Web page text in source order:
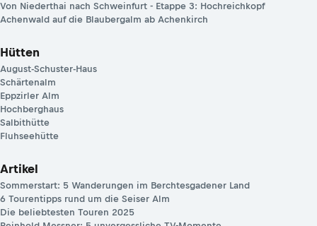
Von Niederthai nach Schweinfurt - Etappe 3: Hochreichkopf
Achenwald auf die Blaubergalm ab Achenkirch
Hütten
August-Schuster-Haus
Schärtenalm
Eppzirler Alm
Hochberghaus
Salbithütte
Fluhseehütte
Artikel
Sommerstart: 5 Wanderungen im Berchtesgadener Land
6 Tourentipps rund um die Seiser Alm
Die beliebtesten Touren 2025